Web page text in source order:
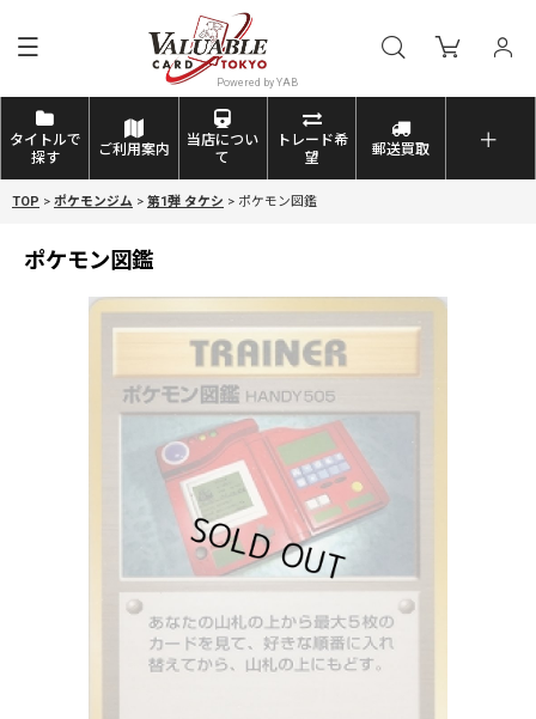
タイトルで
探す
ご利用案内
当店につい
て
トレード希
望
郵送買取
TOP > ポケモンジム > 第1弾 タケシ > ポケモン図鑑
ポケモン図鑑